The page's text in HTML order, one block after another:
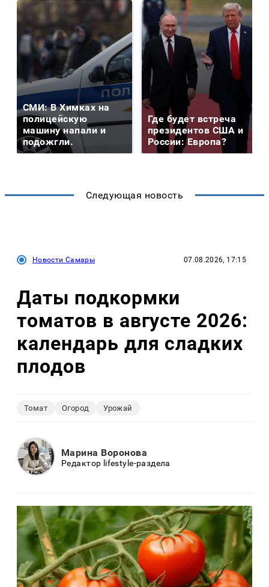
СМИ: В Химках на
полицейскую
машину напали и
подожгли.
Где будет встреча
президентов США и
России: Европа?
Следующая новость
Новости Самары 07.08.2026, 17:15
Даты подкормки
томатов в августе 2026:
календарь для сладких
плодов
Томат Огород Урожай
Марина Воронова
Редактор lifestyle-раздела